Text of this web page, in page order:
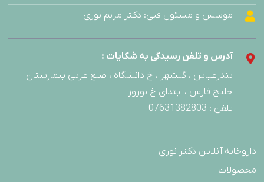
موسس و مسئول فنی: دکتر مریم نوری
آدرس و تلفن رسیدگی به شکایات :
بندرعباس ، گلشهر ، خ دانشگاه ، ضلع غربی بیمارستان
خلیج فارس ، ابتدای خ نوروز
تلفن : 07631382803
داروخانه آنلاین دکتر نوری
محصولات